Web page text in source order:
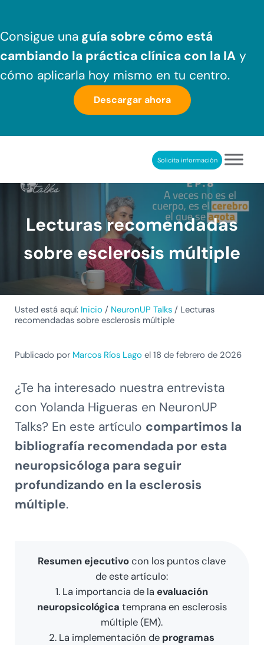
Consigue una guía sobre cómo está
cambiando la práctica clínica con la IA y
cómo aplicarla hoy mismo en tu centro.
Descargar ahora
REHABILITACIÓN COGNITIVA PROFESIONALSolicita información
Lecturas recomendadas
sobre esclerosis múltiple
Usted está aquí: Inicio / NeuronUP Talks / Lecturas
recomendadas sobre esclerosis múltiple
Publicado por Marcos Ríos Lago el 18 de febrero de 2026
¿Te ha interesado nuestra entrevista
con Yolanda Higueras en NeuronUP
Talks? En este artículo compartimos la
bibliografía recomendada por esta
neuropsicóloga para seguir
profundizando en la esclerosis
múltiple.
Resumen ejecutivocon los puntos clave
de este artículo:
1. La importancia de laevaluación
neuropsicológica temprana en esclerosis
múltiple (EM).
2. La implementación de programas